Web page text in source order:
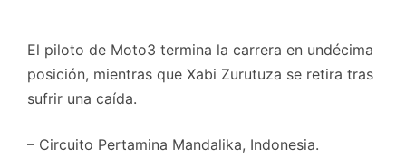
El piloto de Moto3 termina la carrera en undécima
posición, mientras que Xabi Zurutuza se retira tras
sufrir una caída.
– Circuito Pertamina Mandalika, Indonesia.